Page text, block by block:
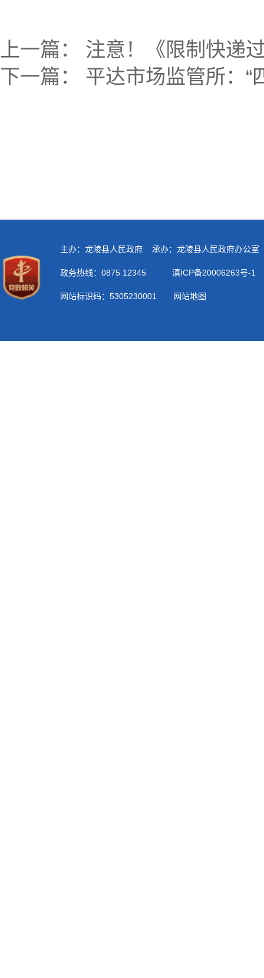
上一篇： 注意！《限制快递
下一篇： 平达市场监管所：“